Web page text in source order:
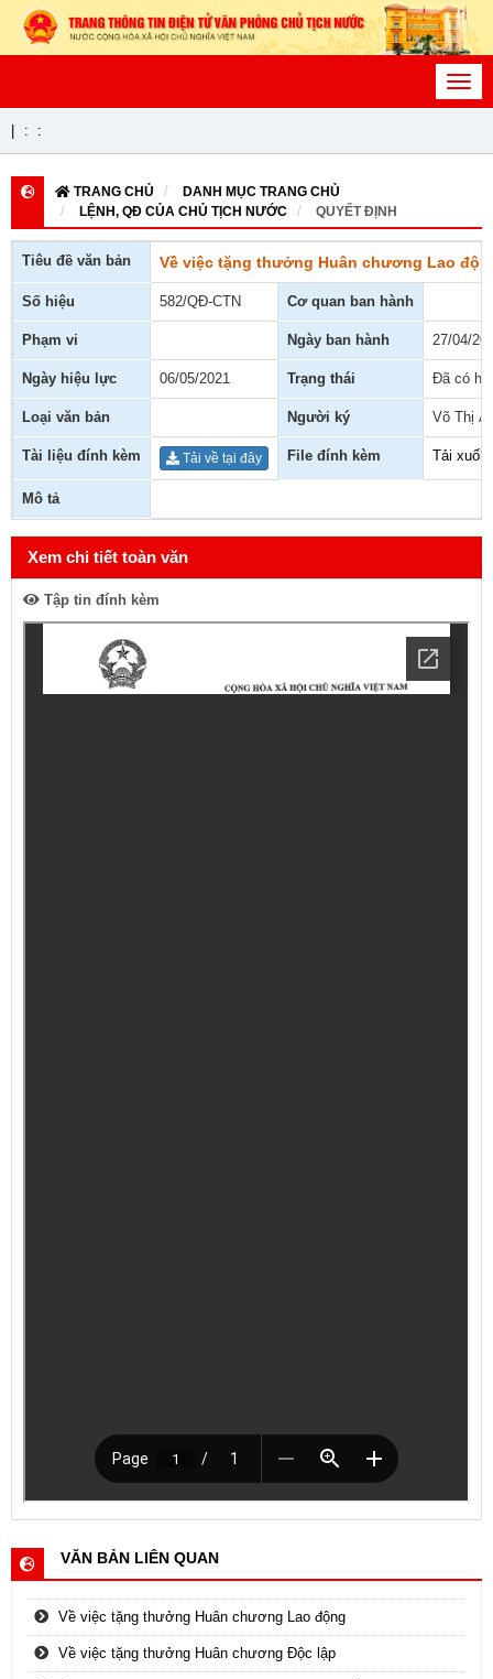
: :
TRANG CHỦ
DANH MỤC TRANG CHỦ
LỆNH, QĐ CỦA CHỦ TỊCH NƯỚC
QUYẾT ĐỊNH
Tiêu đề văn bản Về việc tặng thưởng Huân chương Lao
Số hiệu 582/QĐ-CTN Cơ quan ban hành
Phạm vi Ngày ban hành 27/04/
Ngày hiệu lực 06/05/2021 Trạng thái Đã có
Loại văn bản Người ký Võ Thị
Tài liệu đính kèm Tải về tại đây File đính kèm Tải
Mô tả
Xem chi tiết toàn văn
Tập tin đính kèm
VĂN BẢN LIÊN QUAN
Về việc tặng thưởng Huân chương Lao động
Về việc tặng thưởng Huân chương Độc lập